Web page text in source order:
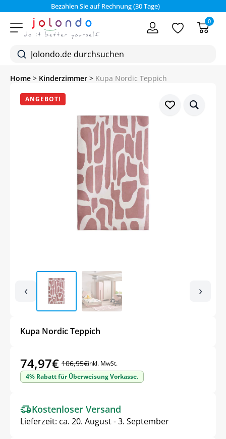
Bezahlen Sie auf Rechnung (30 Tage)
0
Home > Kinderzimmer > Kupa Nordic Teppich
ANGEBOT!
‹ ›
Kupa Nordic Teppich
106,95€
Ursprünglicher
Preis
106,95€
74,97€
Aktueller
Preis
74,97€.
inkl. MwSt.
4% Rabatt für Überweisung Vorkasse.
Kostenloser Versand
Lieferzeit: ca. 20. August - 3. September